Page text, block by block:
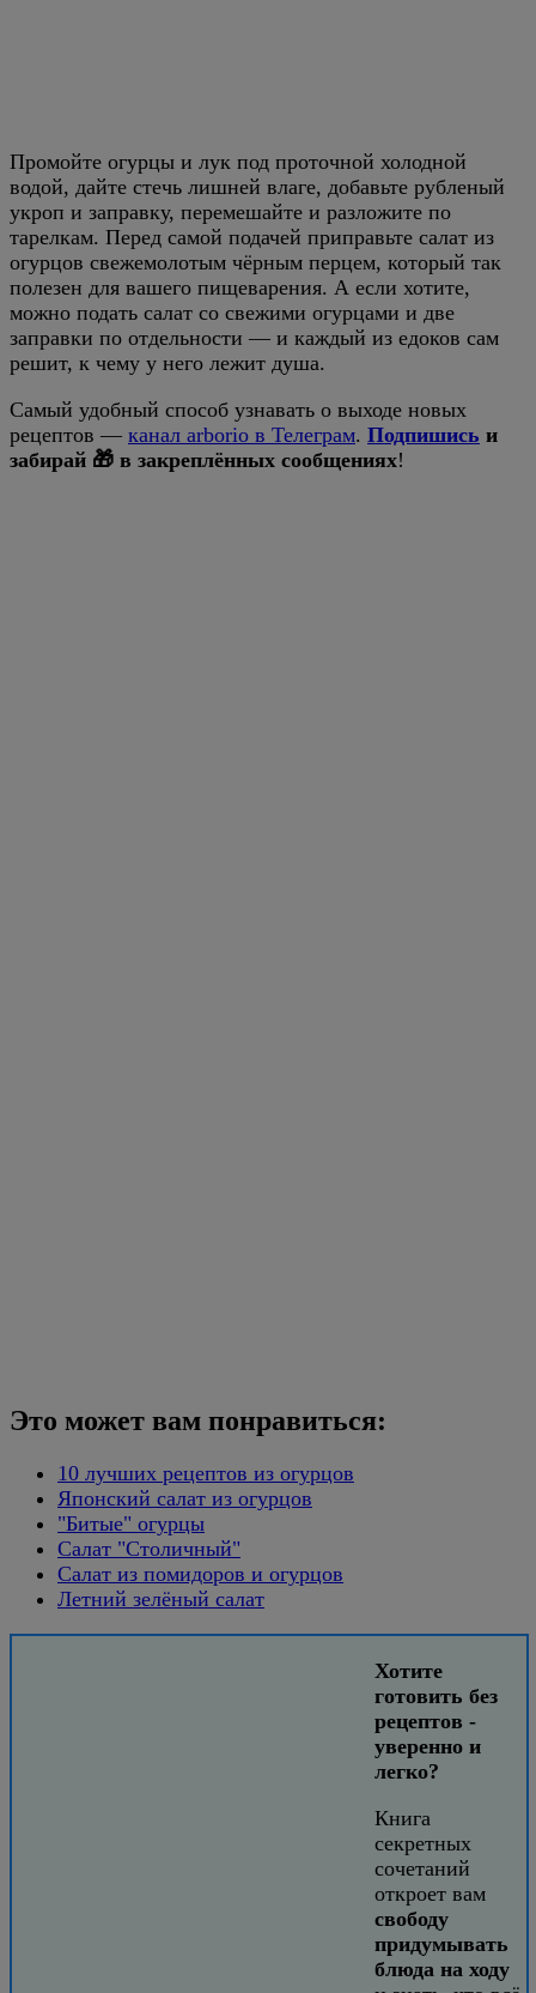
Промойте огурцы и лук под проточной холодной
водой, дайте стечь лишней влаге, добавьте рубленый
укроп и заправку, перемешайте и разложите по
тарелкам. Перед самой подачей приправьте салат из
огурцов свежемолотым чёрным перцем, который так
полезен для вашего пищеварения. А если хотите,
можно подать салат со свежими огурцами и две
заправки по отдельности — и каждый из едоков сам
решит, к чему у него лежит душа.
Самый удобный способ узнавать о выходе новых
рецептов — канал arborio в Телеграм. Подпишись и
забирай 🎁 в закреплённых сообщениях!
Это может вам понравиться:
10 лучших рецептов из огурцов
Японский салат из огурцов
"Битые" огурцы
Салат "Столичный"
Салат из помидоров и огурцов
Летний зелёный салат
Хотите
готовить без
рецептов -
уверенно и
легко?
Книга
секретных
сочетаний
откроет вам
свободу
придумывать
блюда на ходу